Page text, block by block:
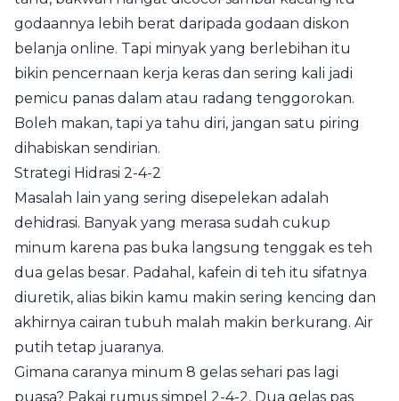
godaannya lebih berat daripada godaan diskon
belanja online. Tapi minyak yang berlebihan itu
bikin pencernaan kerja keras dan sering kali jadi
pemicu panas dalam atau radang tenggorokan.
Boleh makan, tapi ya tahu diri, jangan satu piring
dihabiskan sendirian.
Strategi Hidrasi 2-4-2
Masalah lain yang sering disepelekan adalah
dehidrasi. Banyak yang merasa sudah cukup
minum karena pas buka langsung tenggak es teh
dua gelas besar. Padahal, kafein di teh itu sifatnya
diuretik, alias bikin kamu makin sering kencing dan
akhirnya cairan tubuh malah makin berkurang. Air
putih tetap juaranya.
Gimana caranya minum 8 gelas sehari pas lagi
puasa? Pakai rumus simpel 2-4-2. Dua gelas pas